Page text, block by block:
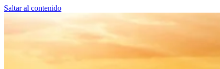
Saltar al contenido